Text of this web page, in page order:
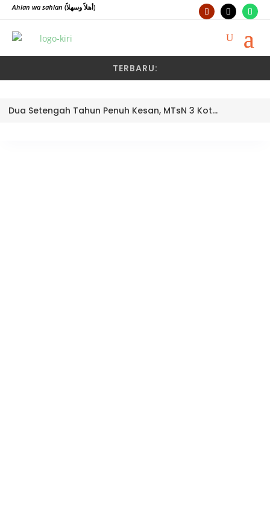
Ahlan wa sahlan (أهلاً وسهلاً)
TERBARU:
Dua Setengah Tahun Penuh Kesan, MTsN 3 Kota Padang Lepas Pengawas Pembina Dra. Nayusminar Nasrun